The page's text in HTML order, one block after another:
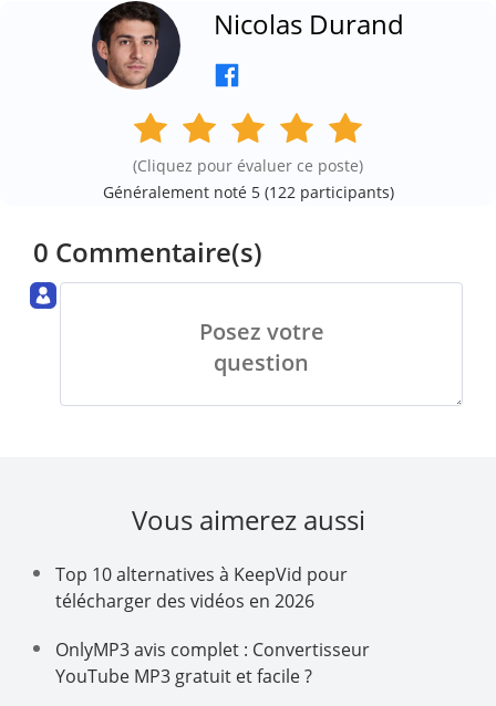
Nicolas Durand
(Cliquez pour évaluer ce poste)
Généralement noté 5 (122participants)
0 Commentaire(s)
Posez votre
question
Vous aimerez aussi
Top 10 alternatives à KeepVid pour
télécharger des vidéos en 2026
OnlyMP3 avis complet : Convertisseur
YouTube MP3 gratuit et facile ?